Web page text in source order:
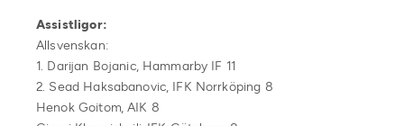
Assistligor:
Allsvenskan:
1. Darijan Bojanic, Hammarby IF 11
2. Sead Haksabanovic, IFK Norrköping 8
Henok Goitom, AIK 8